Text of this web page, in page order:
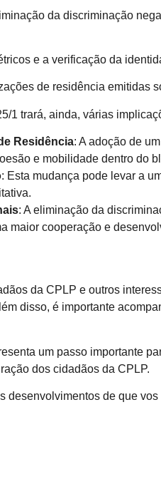
da discriminação
e a verificação da
de residência
1 trará, ainda, várias
Residência: A adoção de
e mobilidade dentro do
: Esta mudança pode levar a
: A eliminação da
maior cooperação e
da CPLP e outros
disso, é importante
um passo importante
dos cidadãos da CPLP.
desenvolvimentos de que